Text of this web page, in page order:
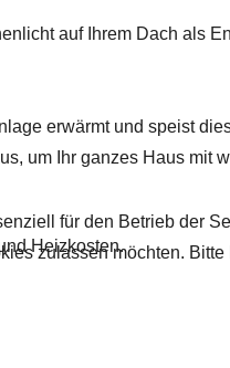
auf Ihrem Dach als
erwärmt und speist
um Ihr ganzes Haus
Heizkosten.
für den Betrieb der
zulassen möchten.